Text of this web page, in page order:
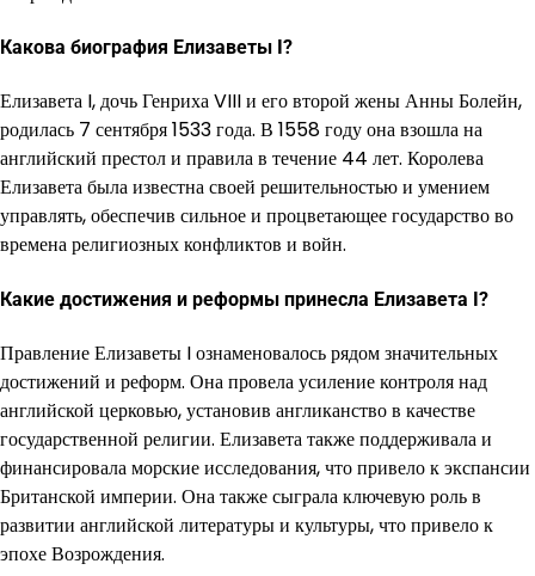
Какова биография Елизаветы I?
Елизавета I, дочь Генриха VIII и его второй жены Анны Болейн,
родилась 7 сентября 1533 года. В 1558 году она взошла на
английский престол и правила в течение 44 лет. Королева
Елизавета была известна своей решительностью и умением
управлять, обеспечив сильное и процветающее государство во
времена религиозных конфликтов и войн.
Какие достижения и реформы принесла Елизавета I?
Правление Елизаветы I ознаменовалось рядом значительных
достижений и реформ. Она провела усиление контроля над
английской церковью, установив англиканство в качестве
государственной религии. Елизавета также поддерживала и
финансировала морские исследования, что привело к экспансии
Британской империи. Она также сыграла ключевую роль в
развитии английской литературы и культуры, что привело к
эпохе Возрождения.